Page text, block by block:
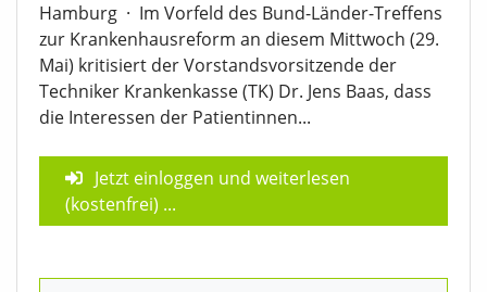
Hamburg · Im Vorfeld des Bund-Länder-Treffens
zur Krankenhausreform an diesem Mittwoch (29.
Mai) kritisiert der Vorstandsvorsitzende der
Techniker Krankenkasse (TK) Dr. Jens Baas, dass
die Interessen der Patientinnen...
Jetzt einloggen und weiterlesen
(kostenfrei) ...